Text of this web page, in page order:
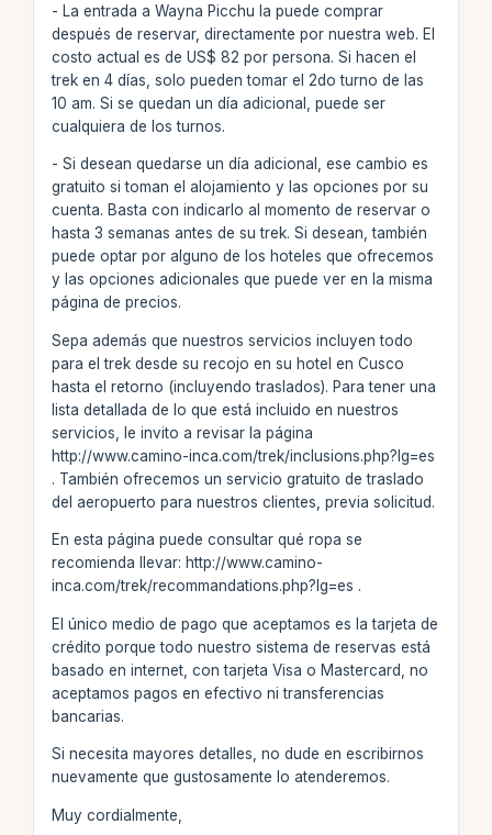
- La entrada a Wayna Picchu la puede comprar
después de reservar, directamente por nuestra web. El
costo actual es de US$ 82 por persona. Si hacen el
trek en 4 días, solo pueden tomar el 2do turno de las
10 am. Si se quedan un día adicional, puede ser
cualquiera de los turnos.
- Si desean quedarse un día adicional, ese cambio es
gratuito si toman el alojamiento y las opciones por su
cuenta. Basta con indicarlo al momento de reservar o
hasta 3 semanas antes de su trek. Si desean, también
puede optar por alguno de los hoteles que ofrecemos
y las opciones adicionales que puede ver en la misma
página de precios.
Sepa además que nuestros servicios incluyen todo
para el trek desde su recojo en su hotel en Cusco
hasta el retorno (incluyendo traslados). Para tener una
lista detallada de lo que está incluido en nuestros
servicios, le invito a revisar la página
http://www.camino-inca.com/trek/inclusions.php?lg=es
. También ofrecemos un servicio gratuito de traslado
del aeropuerto para nuestros clientes, previa solicitud.
En esta página puede consultar qué ropa se
recomienda llevar: http://www.camino-
inca.com/trek/recommandations.php?lg=es .
El único medio de pago que aceptamos es la tarjeta de
crédito porque todo nuestro sistema de reservas está
basado en internet, con tarjeta Visa o Mastercard, no
aceptamos pagos en efectivo ni transferencias
bancarias.
Si necesita mayores detalles, no dude en escribirnos
nuevamente que gustosamente lo atenderemos.
Muy cordialmente,